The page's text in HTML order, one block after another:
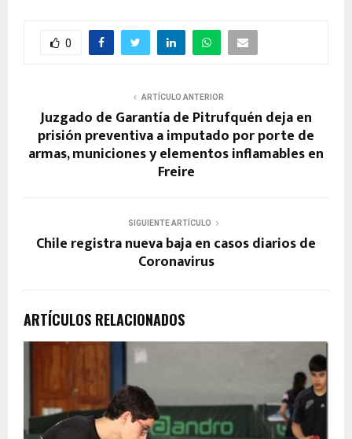
0
ARTÍCULO ANTERIOR
Juzgado de Garantía de Pitrufquén deja en
prisión preventiva a imputado por porte de
armas, municiones y elementos inflamables en
Freire
SIGUIENTE ARTÍCULO
Chile registra nueva baja en casos diarios de
Coronavirus
ARTÍCULOS RELACIONADOS